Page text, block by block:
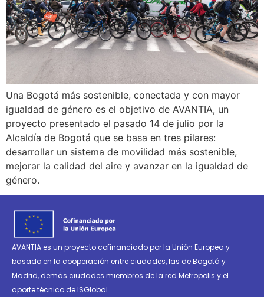
Una Bogotá más sostenible, conectada y con mayor
igualdad de género es el objetivo de AVANTIA, un
proyecto presentado el pasado 14 de julio por la
Alcaldía de Bogotá que se basa en tres pilares:
desarrollar un sistema de movilidad más sostenible,
mejorar la calidad del aire y avanzar en la igualdad de
género.
AVANTIA es un proyecto cofinanciado por la Unión Europea y
basado en la cooperación entre ciudades, las de Bogotá y
Madrid, demás ciudades miembros de la red Metropolis y el
aporte técnico de ISGlobal.